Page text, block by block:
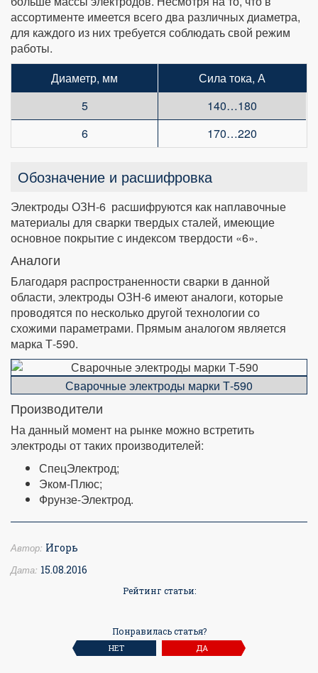
ассортименте имеется всего два различных диаметра,
для каждого из них требуется соблюдать свой режим
работы.
Диаметр, мм
Сила тока, А
5
140…180
6
170…220
Обозначение и расшифровка
Электроды ОЗН-6 расшифруются как наплавочные
материалы для сварки твердых сталей, имеющие
основное покрытие с индексом твердости «6».
Аналоги
Благодаря распространенности сварки в данной
области, электроды ОЗН-6 имеют аналоги, которые
проводятся по несколько другой технологии со
схожими параметрами. Прямым аналогом является
марка Т-590.
Сварочные электроды марки Т-590
Производители
На данный момент на рынке можно встретить
электроды от таких производителей:
СпецЭлектрод;
Эком-Плюс;
Фрунзе-Электрод.
Автор: Игорь
Дата: 15.08.2016
Рейтинг статьи:
Понравилась статья?
НЕТ ДА